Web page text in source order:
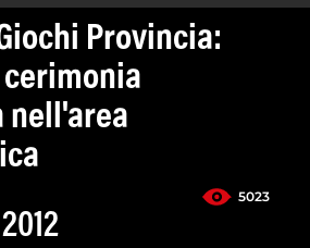
Provincia:
nell'area
5023